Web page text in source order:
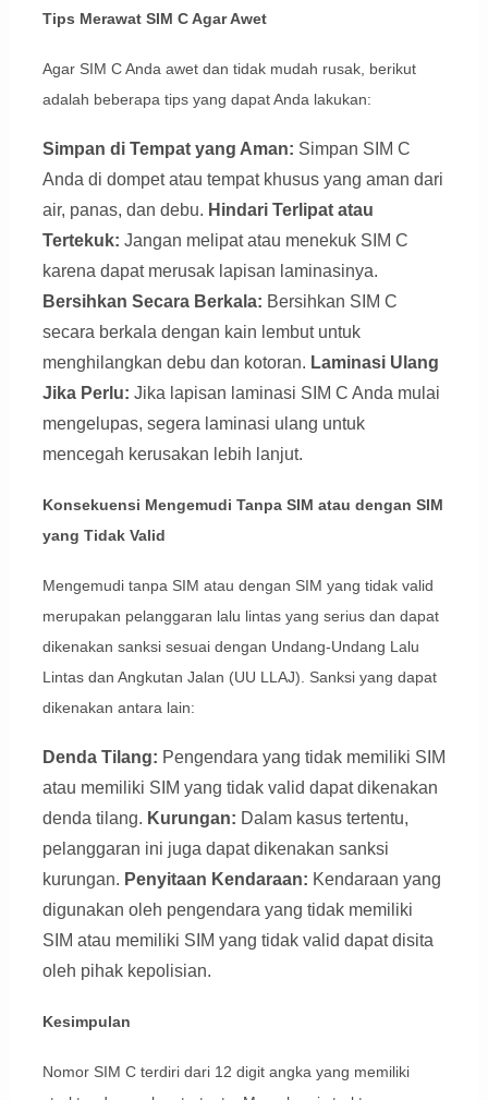
Tips Merawat SIM C Agar Awet
Agar SIM C Anda awet dan tidak mudah rusak, berikut
adalah beberapa tips yang dapat Anda lakukan:
Simpan di Tempat yang Aman: Simpan SIM C
Anda di dompet atau tempat khusus yang aman dari
air, panas, dan debu. Hindari Terlipat atau
Tertekuk: Jangan melipat atau menekuk SIM C
karena dapat merusak lapisan laminasinya.
Bersihkan Secara Berkala: Bersihkan SIM C
secara berkala dengan kain lembut untuk
menghilangkan debu dan kotoran. Laminasi Ulang
Jika Perlu: Jika lapisan laminasi SIM C Anda mulai
mengelupas, segera laminasi ulang untuk
mencegah kerusakan lebih lanjut.
Konsekuensi Mengemudi Tanpa SIM atau dengan SIM
yang Tidak Valid
Mengemudi tanpa SIM atau dengan SIM yang tidak valid
merupakan pelanggaran lalu lintas yang serius dan dapat
dikenakan sanksi sesuai dengan Undang-Undang Lalu
Lintas dan Angkutan Jalan (UU LLAJ). Sanksi yang dapat
dikenakan antara lain:
Denda Tilang: Pengendara yang tidak memiliki SIM
atau memiliki SIM yang tidak valid dapat dikenakan
denda tilang. Kurungan: Dalam kasus tertentu,
pelanggaran ini juga dapat dikenakan sanksi
kurungan. Penyitaan Kendaraan: Kendaraan yang
digunakan oleh pengendara yang tidak memiliki
SIM atau memiliki SIM yang tidak valid dapat disita
oleh pihak kepolisian.
Kesimpulan
Nomor SIM C terdiri dari 12 digit angka yang memiliki